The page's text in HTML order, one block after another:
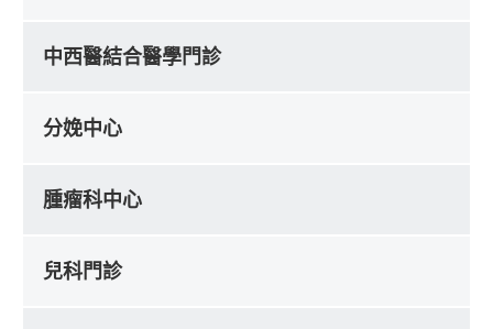
中西醫結合醫學門診
分娩中心
腫瘤科中心
兒科門診